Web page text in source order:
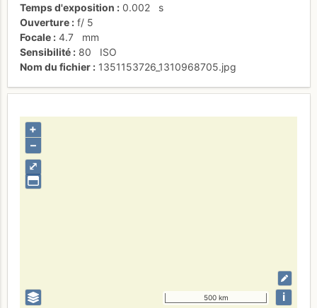
Temps d'exposition
0.002
s
Ouverture
f/ 5
Focale
4.7
mm
Sensibilité
80
ISO
Nom du fichier
1351153726_1310968705.jpg
⤢
+
–
500 km i